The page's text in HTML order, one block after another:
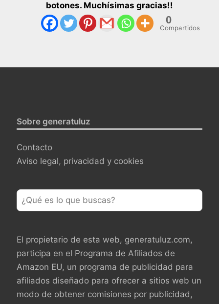
botones. Muchísimas gracias!!
0
Compartidos
Sobre generatuluz
Contacto
Aviso legal, privacidad y cookies
El propietario de esta web, generatuluz.com,
participa en el Programa de Afiliados de
Amazon EU, un programa de publicidad para
afiliados diseñado para ofrecer a sitios web un
modo de obtener comisiones por publicidad,